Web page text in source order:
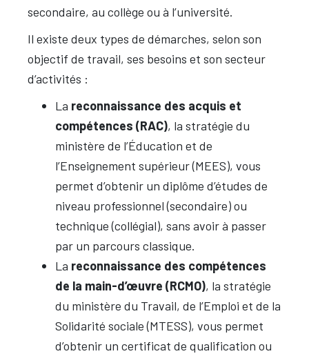
secondaire, au collège ou à l’université.
Il existe deux types de démarches, selon son
objectif de travail, ses besoins et son secteur
d’activités :
La reconnaissance des acquis et
compétences (RAC), la stratégie du
ministère de l’Éducation et de
l’Enseignement supérieur (MEES), vous
permet d’obtenir un diplôme d’études de
niveau professionnel (secondaire) ou
technique (collégial), sans avoir à passer
par un parcours classique.
La reconnaissance des compétences
de la main-d’œuvre (RCMO), la stratégie
du ministère du Travail, de l’Emploi et de la
Solidarité sociale (MTESS), vous permet
d’obtenir un certificat de qualification ou